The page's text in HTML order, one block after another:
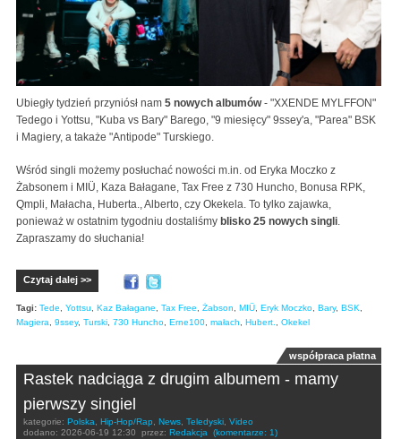
Ubiegły tydzień przyniósł nam 5 nowych albumów- "XXENDE MYLFFON"
Tedego i Yottsu, "Kuba vs Bary" Barego, "9 miesięcy" 9ssey'a, "Parea" BSK
i Magiery, a takaże "Antipode" Turskiego.
Wśród singli możemy posłuchać nowości m.in. od Eryka Moczko z
Żabsonem i MIÜ, Kaza Bałagane, Tax Free z 730 Huncho, Bonusa RPK,
Qmpli, Małacha, Huberta., Alberto, czy Okekela. To tylko zajawka,
ponieważ w ostatnim tygodniu dostaliśmy blisko 25 nowych singli.
Zapraszamy do słuchania!
Czytaj dalej >>
Tagi: Tede, Yottsu, Kaz Bałagane, Tax Free, Żabson, MIÜ, Eryk Moczko, Bary, BSK,
Magiera, 9ssey, Turski, 730 Huncho, Erne100, małach, Hubert., Okekel
współpraca płatna
Rastek nadciąga z drugim albumem - mamy
pierwszy singiel
kategorie: Polska, Hip-Hop/Rap, News, Teledyski, Video
dodano: 2026-06-19 12:30 przez: Redakcja (komentarze: 1)